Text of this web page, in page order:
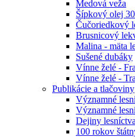
Medová veža
Šípkový olej
Čučoriedkový
Brusnicový
Malina - mäta
Sušené dubáky
Vínne želé -
Vínne želé -
Publikácie a tlačoviny
Významné
Významné
Dejiny
100 rokov